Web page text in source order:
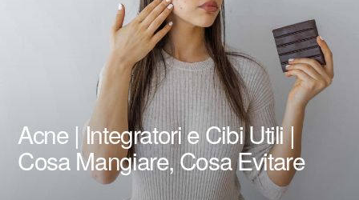
Acne | Integratori e Cibi Utili |
Cosa Mangiare, Cosa Evitare